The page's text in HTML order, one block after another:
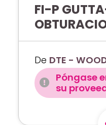
FI-P
De DTE -
Póngase
su